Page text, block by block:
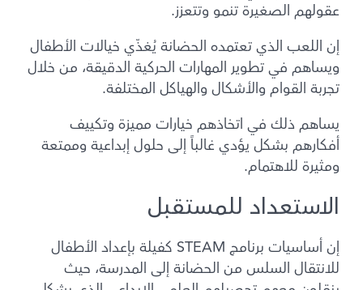
عقولهم الصغيرة تنمو وتتعزز.
إن اللعب الذي تعتمده الحضانة يُغذّي خيالات الأطفال
ويساهم في تطوير المهارات الحركية الدقيقة، من خلال
تجربة القوام والأشكال والهياكل المختلفة.
يساهم ذلك في اتخاذهم خيارات مميزة وتكييف
أفكارهم بشكل يؤدي غالباً إلى حلول إبداعية وممتعة
ومثيرة للاهتمام.
الاستعداد للمستقبل
إن أساسيات برنامج STEAM كفيلة بإعداد الأطفال
للانتقال السلس من الحضانة إلى المدرسة، حيث